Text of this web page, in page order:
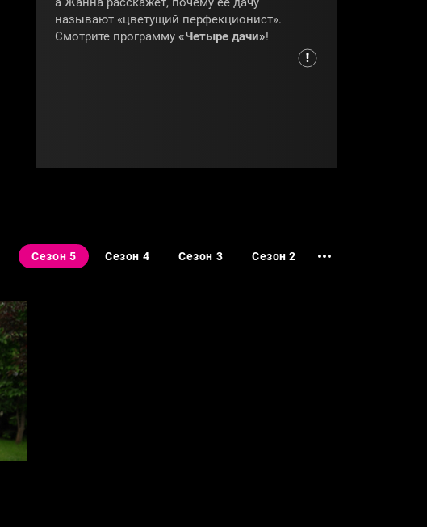
называют «цветущий перфекционист».
Смотрите программу «Четыре дачи»!
Сезон 5 Сезон 4 Сезон 3 Сезон 2